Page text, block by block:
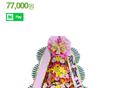
77,000원